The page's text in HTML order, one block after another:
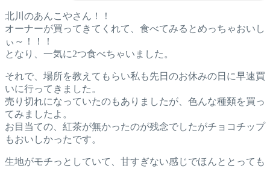
北川のあんこやさん！！
オーナーが買ってきてくれて、食べてみるとめっちゃおいし
ぃ～！！！
となり、一気に2つ食べちゃいました。
それで、場所を教えてもらい私も先日のお休みの日に早速買
いに行ってきました。
売り切れになっていたのもありましたが、色んな種類を買っ
てみましたよ。
お目当ての、紅茶が無かったのが残念でしたがチョコチップ
もおいしかったです。
生地がモチっとしていて、甘すぎない感じでほんととっても